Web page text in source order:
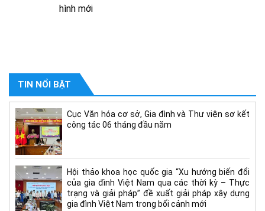
hình mới
TIN NỔI BẬT
Cục Văn hóa cơ sở, Gia đình và Thư viện sơ kết
công tác 06 tháng đầu năm
Hội thảo khoa học quốc gia “Xu hướng biến đổi
của gia đình Việt Nam qua các thời kỳ – Thực
trạng và giải pháp” đề xuất giải pháp xây dựng
gia đình Việt Nam trong bối cảnh mới